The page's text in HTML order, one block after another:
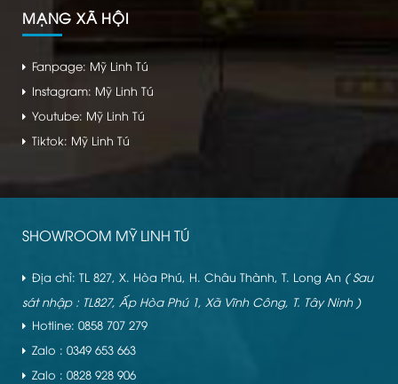
MẠNG XÃ HỘI
Fanpage: Mỹ Linh Tú
Instagram: Mỹ Linh Tú
Youtube: Mỹ Linh Tú
Tiktok: Mỹ Linh Tú
SHOWROOM MỸ LINH TÚ
Địa chỉ: TL 827, X. Hòa Phú, H. Châu Thành, T. Long An ( Sau
sát nhập : TL827, Ấp Hòa Phú 1, Xã Vĩnh Công, T. Tây Ninh )
Hotline: 0858 707 279
Zalo : 0349 653 663
Zalo : 0828 928 906